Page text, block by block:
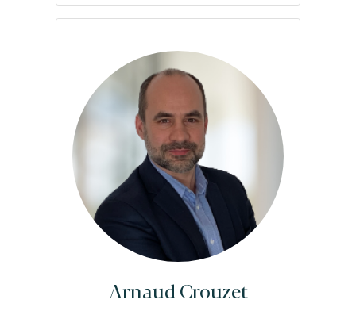
Arnaud Crouzet